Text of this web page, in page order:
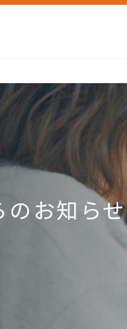
のお知らせ